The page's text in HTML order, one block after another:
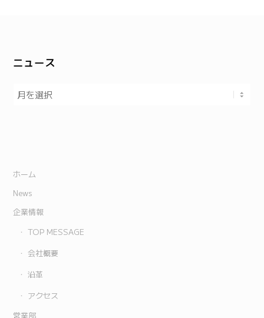
ニュース
ホーム
News
企業情報
TOP MESSAGE
会社概要
沿革
アクセス
営業部